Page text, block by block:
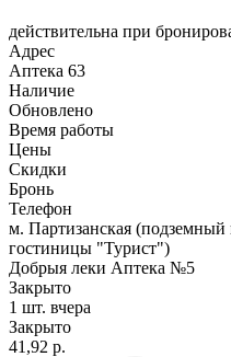
действительна при
Адрес
Аптека 63
Наличие
Обновлено
Время работы
Цены
Скидки
Бронь
Телефон
м. Партизанская (подземный
гостиницы "Турист")
Добрыя леки Аптека №5
Закрыто
1 шт. вчера
Закрыто
41,92 р.